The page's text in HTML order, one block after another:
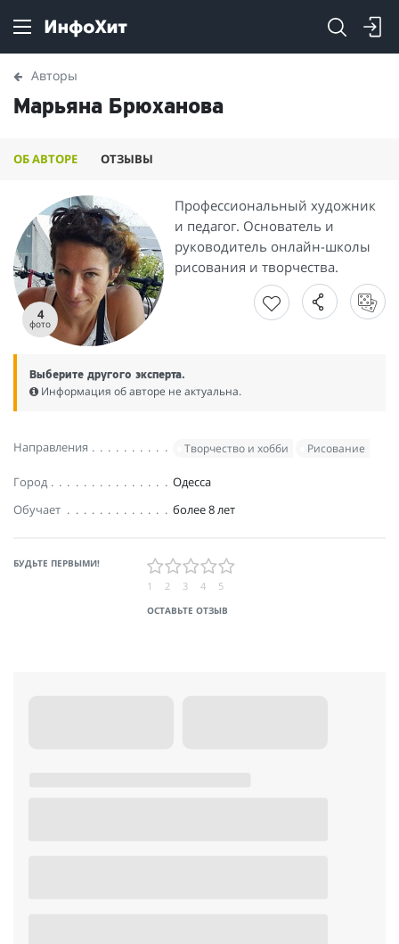
Авторы
Марьяна Брюханова
ОБ АВТОРЕ ОТЗЫВЫ
4
фото
Профессиональный художник
и педагог. Основатель и
руководитель онлайн-школы
рисования и творчества.
Выберите другого эксперта.
Информация об авторе не актуальна.
Направления Творчество и хобби Рисование
Город
Одесса
Обучает
более 8 лет
БУДЬТЕ ПЕРВЫМИ!
ОСТАВЬТЕ ОТЗЫВ
1 2 3 4 5